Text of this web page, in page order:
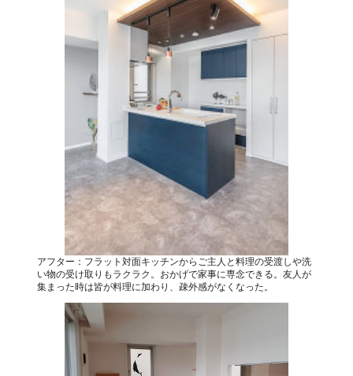
アフター：フラット対面キッチンからご主人と料理の受渡しや洗
い物の受け取りもラクラク。おかげで家事に専念できる。友人が
集まった時は皆が料理に加わり、疎外感がなくなった。